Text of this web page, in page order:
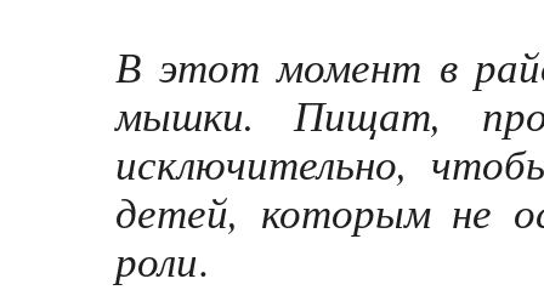
В этот момент в
мышки. Пищат,
исключительно,
детей, которым не
роли.